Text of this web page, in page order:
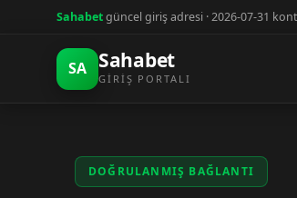
Sahabetgüncel giriş adresi · 2026-07-31
SA Sahabet
GIRIŞ PORTALI
DOĞRULANMIŞ BAĞLANTI